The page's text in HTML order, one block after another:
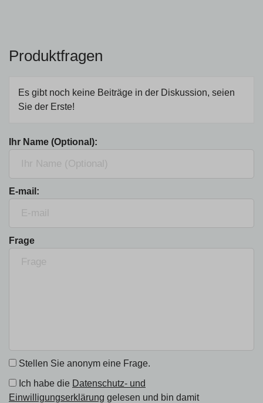
Produktfragen
Es gibt noch keine Beiträge in der Diskussion, seien
Sie der Erste!
Ihr Name (Optional):
E-mail:
Frage
Stellen Sie anonym eine Frage.
Ich habe die Datenschutz- und
Einwilligungserklärung gelesen und bin damit